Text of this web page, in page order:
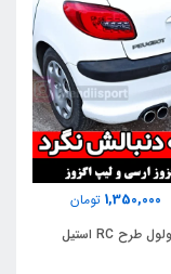
550,000 تومان
فلکسیبل چراغ 2 حالته + فیلم